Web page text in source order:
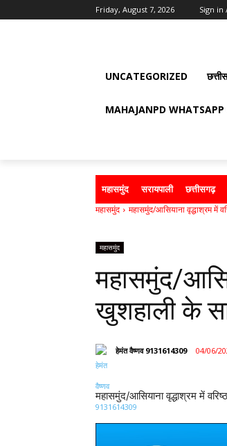
Friday, August 7, 2026 Sign in
UNCATEGORIZED
MAHAJANPD
महासमुंद सरायपाली छत्तीसगढ़
महासमुंद महासमुंद/आसियाना वृद्धाश्रम में
महासमुंद
महासमुंद/
खुशहाली के
हेमंत वैष्णव 9131614309 04/06/
महासमुंद/आसियाना वृद्धाश्रम में